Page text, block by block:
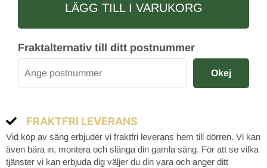
LÄGG TILL I VARUKORG
Fraktalternativ till ditt postnummer
Okej
FRAKTFRI LEVERANS
Vid köp av säng erbjuder vi fraktfri leverans hem till dörren. Vi kan
även bära in, montera och slänga din gamla säng. För att se vilka
tjänster vi kan erbjuda dig väljer du din vara och anger ditt